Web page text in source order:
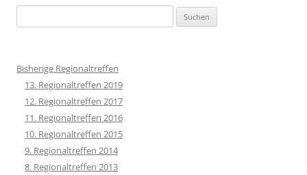
nach:
Bisherige Regionaltreffen
13. Regionaltreffen 2019
12. Regionaltreffen 2017
11. Regionaltreffen 2016
10. Regionaltreffen 2015
9. Regionaltreffen 2014
8. Regionaltreffen 2013